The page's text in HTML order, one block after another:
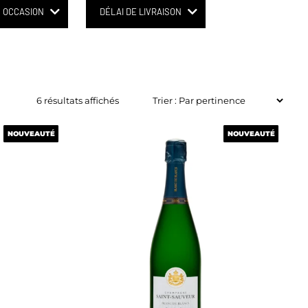
OCCASION DÉLAI DE LIVRAISON
6 résultats affichés
NOUVEAUTÉ
NOUVEAUTÉ NOUVEAUTÉ
NOUVEAUTÉ